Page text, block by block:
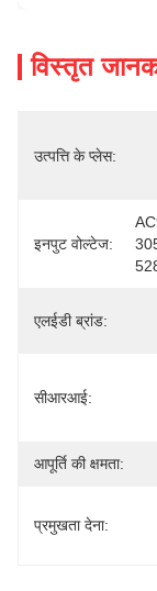
विस्तृत
उत्पत्ति के प्लेस:
इनपुट वोल्टेज:
एलईडी ब्रांड:
सीआरआई:
आपूर्ति की क्षमता:
प्रमुखता देना: